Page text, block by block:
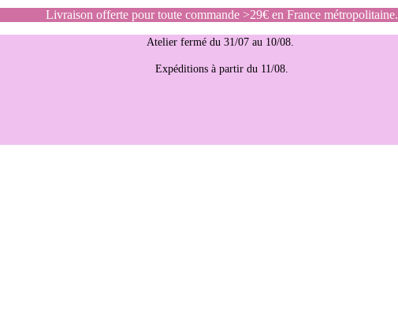
Livraison offerte pour toute commande >29€ en France métropolitaine.
Atelier fermé du 31/07 au 10/08.
Expéditions à partir du 11/08.